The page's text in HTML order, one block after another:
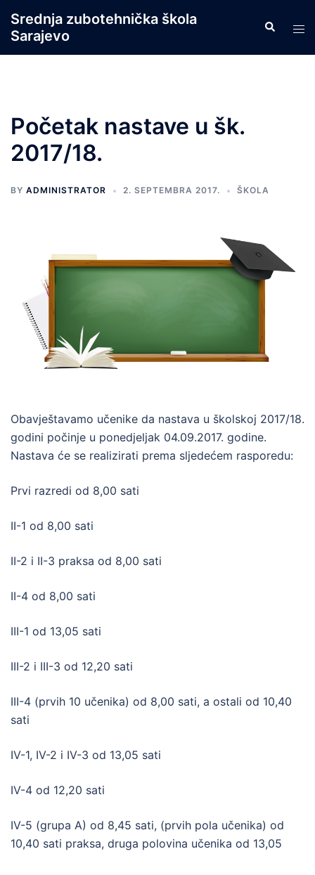
content
Srednja zubotehnička škola
Sarajevo
Search
Početak nastave u šk.
2017/18.
BY ADMINISTRATOR 2. SEPTEMBRA 2017. ŠKOLA
Obavještavamo učenike da nastava u školskoj 2017/18.
godini počinje u ponedjeljak 04.09.2017. godine.
Nastava će se realizirati prema sljedećem rasporedu:
Prvi razredi od 8,00 sati
II-1 od 8,00 sati
II-2 i II-3 praksa od 8,00 sati
II-4 od 8,00 sati
III-1 od 13,05 sati
III-2 i III-3 od 12,20 sati
III-4 (prvih 10 učenika) od 8,00 sati, a ostali od 10,40
sati
IV-1, IV-2 i IV-3 od 13,05 sati
IV-4 od 12,20 sati
IV-5 (grupa A) od 8,45 sati, (prvih pola učenika) od
10,40 sati praksa, druga polovina učenika od 13,05